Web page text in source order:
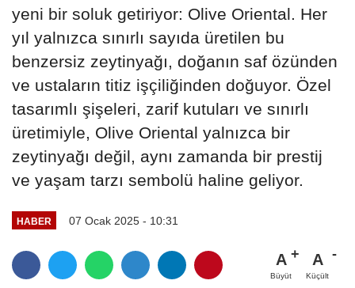
yeni bir soluk getiriyor: Olive Oriental. Her
yıl yalnızca sınırlı sayıda üretilen bu
benzersiz zeytinyağı, doğanın saf özünden
ve ustaların titiz işçiliğinden doğuyor. Özel
tasarımlı şişeleri, zarif kutuları ve sınırlı
üretimiyle, Olive Oriental yalnızca bir
zeytinyağı değil, aynı zamanda bir prestij
ve yaşam tarzı sembolü haline geliyor.
HABER 07 Ocak 2025 - 10:31
A
Büyüt
A
Küçült